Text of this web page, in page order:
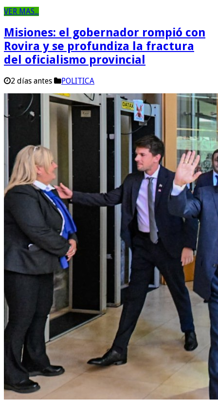
VER MAS...
Misiones: el gobernador rompió con
Rovira y se profundiza la fractura
del oficialismo provincial
2 días antes POLITICA